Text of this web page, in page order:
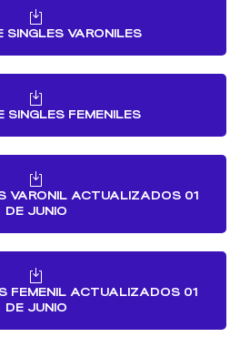
SINGLES VARONILES
SINGLES FEMENILES
VARONIL ACTUALIZADOS 01
DE JUNIO
FEMENIL ACTUALIZADOS 01
DE JUNIO